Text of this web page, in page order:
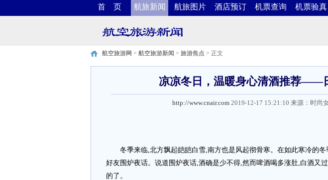
首 页 航旅新闻 航旅图片 酒店预订 机票查询 机票验真
航空旅游网 > 航空旅游新闻 > 旅游焦点 > 正文
凉凉冬日，温暖身心清酒推荐——
http://www.cnair.com 2019-12-17 15:21:10 来源： 时尚
冬季来临,北方飘起皑皑白雪,南方也是风起彻骨寒。在如此寒冷的冬
好友围炉夜话。说道围炉夜话,酒确是少不得,然而啤酒喝多涨肚,白酒又
的了。